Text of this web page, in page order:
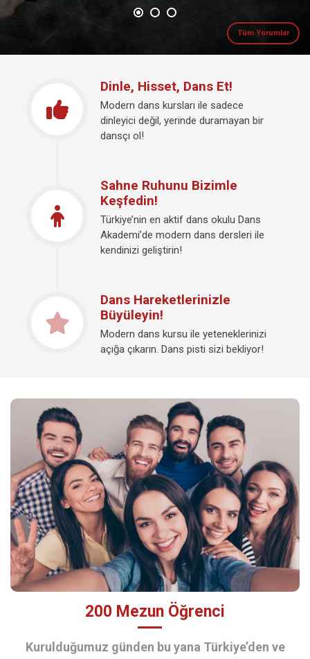
Tüm Yorumlar
Dinle, Hisset, Dans Et!
Modern dans kursları ile sadece
dinleyici değil, yerinde duramayan bir
dansçı ol!
Sahne Ruhunu Bizimle
Keşfedin!
Türkiye’nin en aktif dans okulu Dans
Akademi’de modern dans dersleri ile
kendinizi geliştirin!
Dans Hareketlerinizle
Büyüleyin!
Modern dans kursu ile yeteneklerinizi
açığa çıkarın. Dans pisti sizi bekliyor!
200 Mezun Öğrenci
Kurulduğumuz günden bu yana Türkiye’den ve